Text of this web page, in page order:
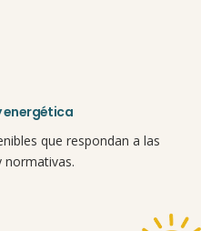
energética
que respondan a las
normativas.